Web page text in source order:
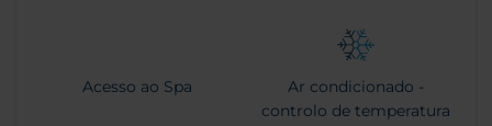
Acesso ao Spa
Ar condicionado -
controlo de temperatura